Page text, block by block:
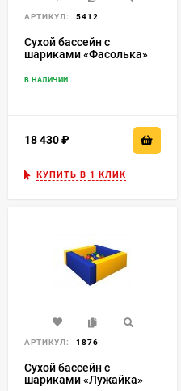
АРТИКУЛ: 5412
Сухой бассейн с
шариками «Фасолька»
В НАЛИЧИИ
18 430
КУПИТЬ В 1 КЛИК
АРТИКУЛ: 1876
Сухой бассейн с
шариками «Лужайка»